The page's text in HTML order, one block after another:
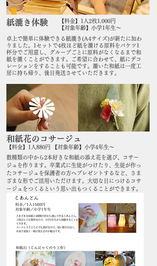
紙漉き体験
【料金】1人2枚1,000円
​【対象年齢】小学1年生～
卓上で簡単に体験できる紙漉き(A4サイズ)が新たに加わ
りました。1セットで4枚ほど紙を漉ける原料をバケツ1
杯分でご用意し、グループごとに原料がなくなるまで和
紙を漉くことができます。ご希望に合わせて、紙にデコ
レーションをすることも可能です。漉いた和紙は一度工
房に持ち帰り、後日発送させていただきます。
​和紙花のコサージュ
【料金】1人880円 【対象年齢】小学4年生～
数種類の中から2本好きな和紙の添え花を選び、コサー
ジュを作ります。 卒業式に生徒がつけたり、生徒が作っ
たコサージュを保護者の方へプレゼントするなど、さま
ざまな形でご活用いただけます。大切な日につけるコサ
ージュをつくるという思い出もつくることができます。